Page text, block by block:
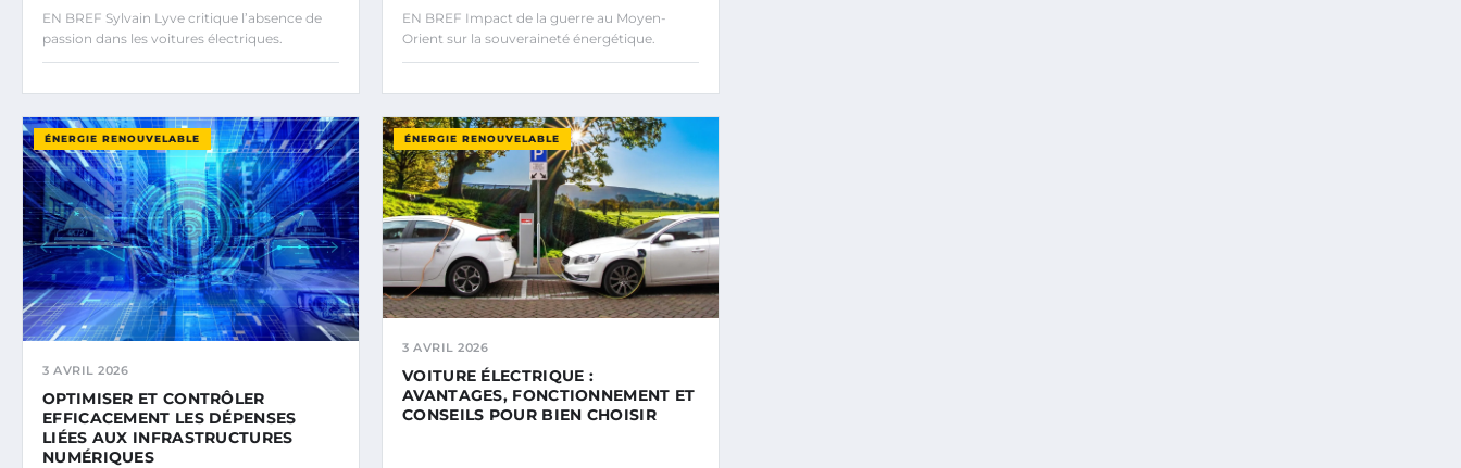
EN BREF Sylvain Lyve critique l’absence de
passion dans les voitures électriques.
EN BREF Impact de la guerre au Moyen-
Orient sur la souveraineté énergétique.
ÉNERGIE RENOUVELABLE
3 AVRIL 2026
OPTIMISER ET CONTRÔLER
EFFICACEMENT LES DÉPENSES
LIÉES AUX INFRASTRUCTURES
NUMÉRIQUES
ÉNERGIE RENOUVELABLE
3 AVRIL 2026
VOITURE ÉLECTRIQUE :
AVANTAGES, FONCTIONNEMENT ET
CONSEILS POUR BIEN CHOISIR